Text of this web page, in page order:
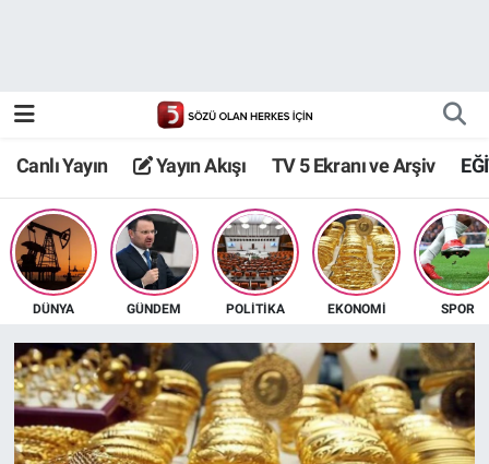
Canlı Yayın Yayın Akışı TV 5 Ekranı ve Arşiv
TV5
DÜNYA GÜNDEM POLİTİKA EKONOMİ SPOR
TV 5 Ekranı ve Arşiv